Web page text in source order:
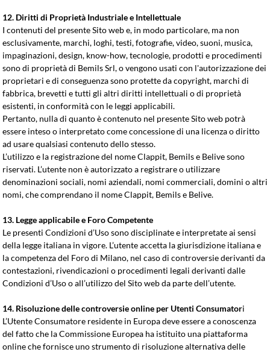
12. Diritti di Proprietà Industriale e Intellettuale
I contenuti del presente Sito web e, in modo particolare, ma non
esclusivamente, marchi, loghi, testi, fotografie, video, suoni, musica,
impaginazioni, design, know-how, tecnologie, prodotti e procedimenti
sono di proprietà di Bemils Srl, o vengono usati con l'autorizzazione dei
proprietari e di conseguenza sono protette da copyright, marchi di
fabbrica, brevetti e tutti gli altri diritti intellettuali o di proprietà
esistenti, in conformità con le leggi applicabili.
Pertanto, nulla di quanto è contenuto nel presente Sito web potrà
essere inteso o interpretato come concessione di una licenza o diritto
ad usare qualsiasi contenuto dello stesso.
L’utilizzo e la registrazione del nome Clappit, Bemils e Belive sono
riservati. L’utente non è autorizzato a registrare o utilizzare
denominazioni sociali, nomi aziendali, nomi commerciali, domini o altri
nomi, che comprendano il nome Clappit, Bemils e Belive.
13. Legge applicabile e Foro Competente
Le presenti Condizioni d’Uso sono disciplinate e interpretate ai sensi
della legge italiana in vigore. L’utente accetta la giurisdizione italiana e
la competenza del Foro di Milano, nel caso di controversie derivanti da
contestazioni, rivendicazioni o procedimenti legali derivanti dalle
Condizioni d’Uso o all’utilizzo del Sito web da parte dell’utente.
14. Risoluzione delle controversie online per Utenti Consumatori
L’Utente Consumatore residente in Europa deve essere a conoscenza
del fatto che la Commissione Europea ha istituito una piattaforma
online che fornisce uno strumento di risoluzione alternativa delle